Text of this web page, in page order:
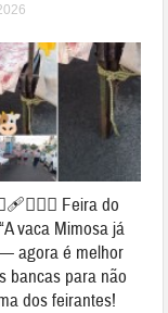
Feira do
vaca Mimosa já
agora é melhor
bancas para não
dos feirantes!